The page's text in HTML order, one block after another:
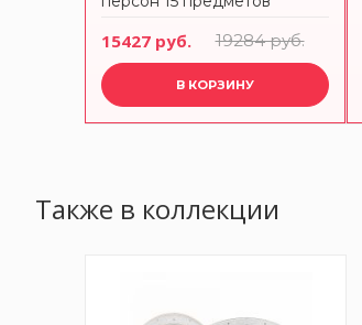
15427 руб. 19284 руб.
В КОРЗИНУ
Также в коллекции